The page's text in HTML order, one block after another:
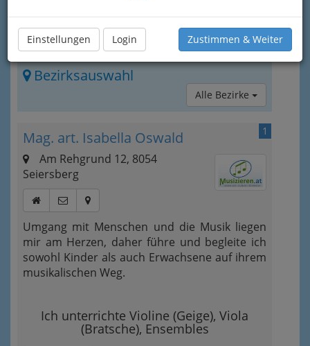
Einstellungen Login Zustimmen & Weiter
wird diese Kategorie schnell anwachsen.
Bezirksauswahl
Alle Bezirke
1
Mag. art. Isabella Oswald
Am Rehgrund 12, 8054
Seiersberg
Umgang mit Menschen und die Musik liegen
mir am Herzen, daher führe und begleite ich
sowohl Kinder als auch Erwachsene auf ihrem
musikalischen Weg.
Ich unterrichte Violine (Geige), Viola
(Bratsche), Ensembles